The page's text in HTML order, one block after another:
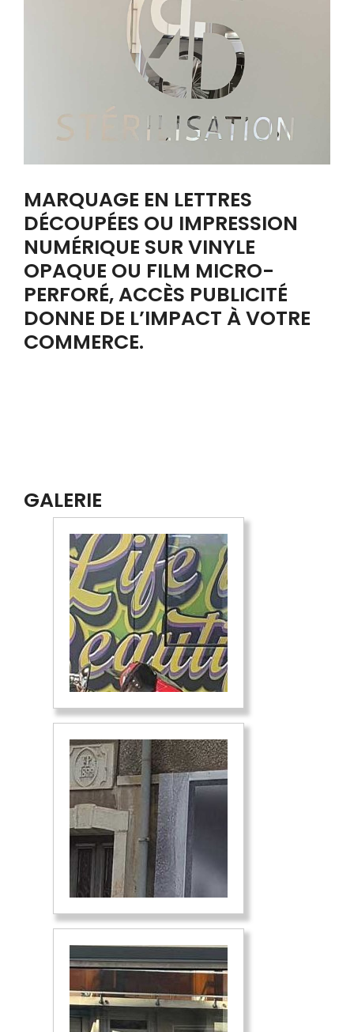
MARQUAGE EN LETTRES
DÉCOUPÉES OU IMPRESSION
NUMÉRIQUE SUR VINYLE
OPAQUE OU FILM MICRO-
PERFORÉ, ACCÈS PUBLICITÉ
DONNE DE L’IMPACT À VOTRE
COMMERCE.
GALERIE